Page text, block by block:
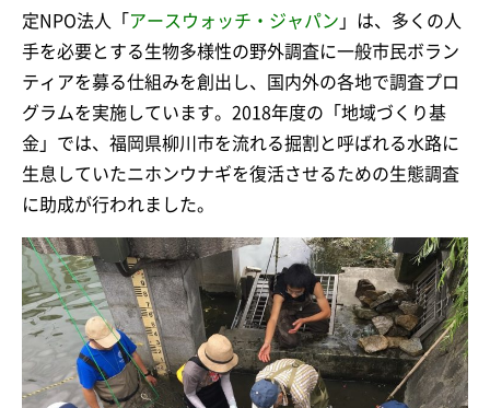
定NPO法人「 アースウォッチ・ジャパン 」は、多くの人
手を必要とする生物多様性の野外調査に一般市民ボラン
ティアを募る仕組みを創出し、国内外の各地で調査プロ
グラムを実施しています。2018年度の「地域づくり基
金」では、福岡県柳川市を流れる掘割と呼ばれる水路に
生息していたニホンウナギを復活させるための生態調査
に助成が行われました。